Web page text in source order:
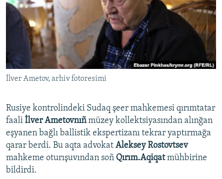
FİKİR
Русский
Українською
QOŞULIÑIZ!
RFE/RS bütün saytları
İlver Ametov, arhiv fotoresimi
Rusiye kontrolindeki Sudaq şeer mahkemesi qırımtatar
faali İlver Ametovnıñmüzey kollektsiyasından alınğan
eşyanen bağlı ballistik ekspertizanı tekrar yaptırmağa
qarar berdi. Bu aqta advokat Aleksey Rostovtsev
mahkeme oturışuvından soñ Qırım.Aqiqatmühbirine
bildirdi.